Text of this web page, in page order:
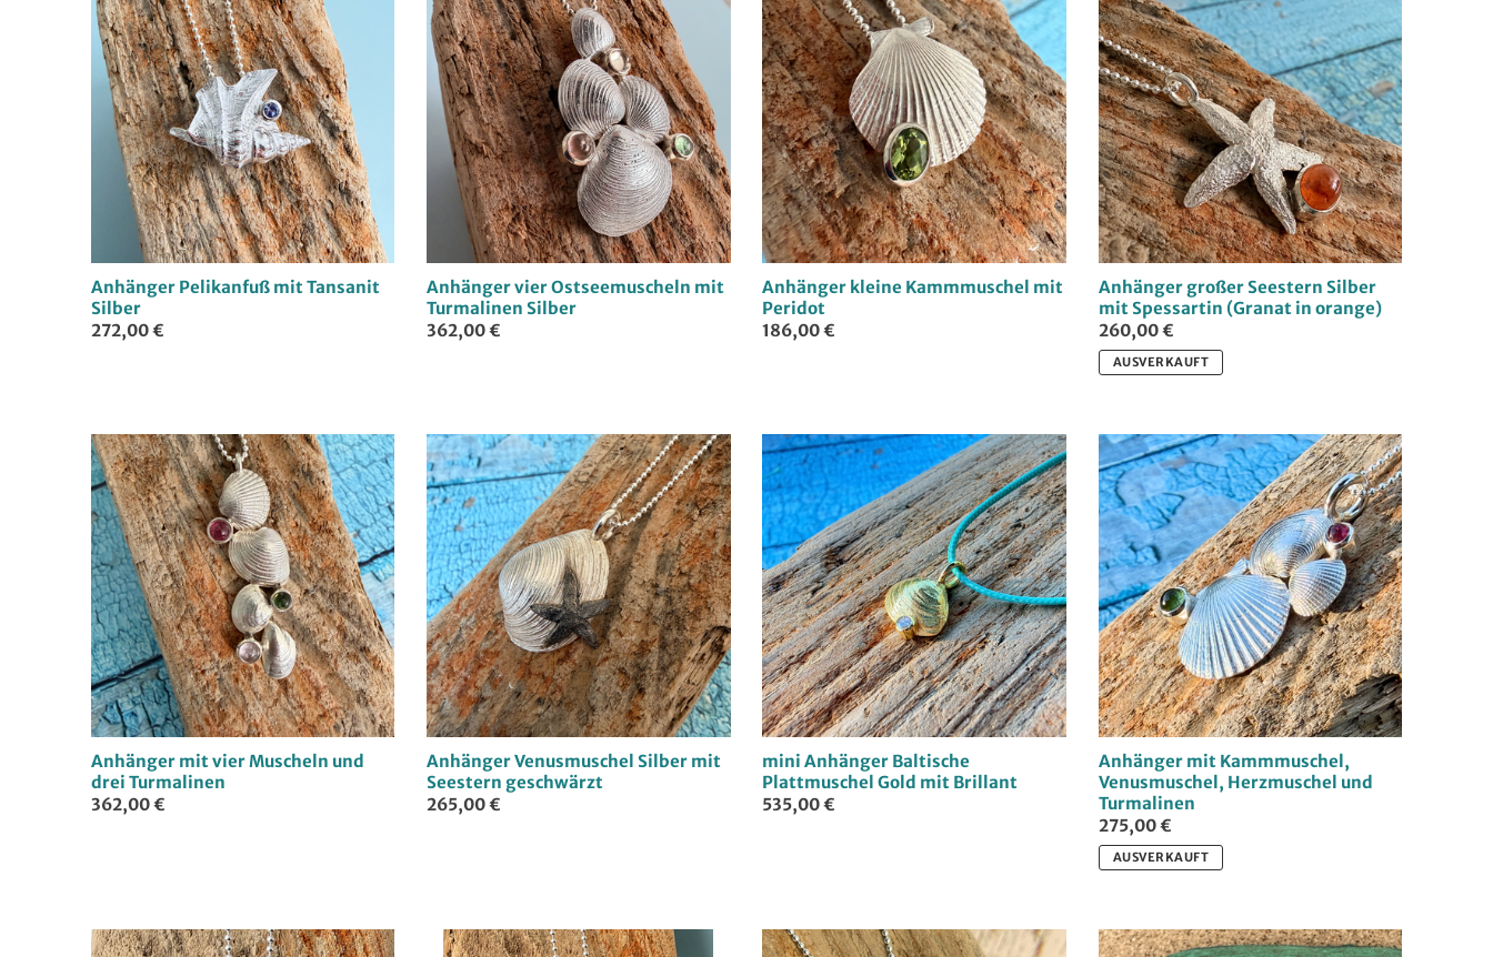
u
n
g
:
Anhänger Pelikanfuß mit Tansanit
Silber
272,00 €
Anhänger vier Ostseemuscheln mit
Turmalinen Silber
362,00 €
Anhänger kleine Kammmuschel mit
Peridot
186,00 €
Anhänger großer Seestern Silber
mit Spessartin (Granat in orange)
260,00 €
AUSVERKAUFT
Anhänger mit vier Muscheln und
drei Turmalinen
362,00 €
Anhänger Venusmuschel Silber mit
Seestern geschwärzt
265,00 €
mini Anhänger Baltische
Plattmuschel Gold mit Brillant
535,00 €
Anhänger mit Kammmuschel,
Venusmuschel, Herzmuschel und
Turmalinen
275,00 €
AUSVERKAUFT